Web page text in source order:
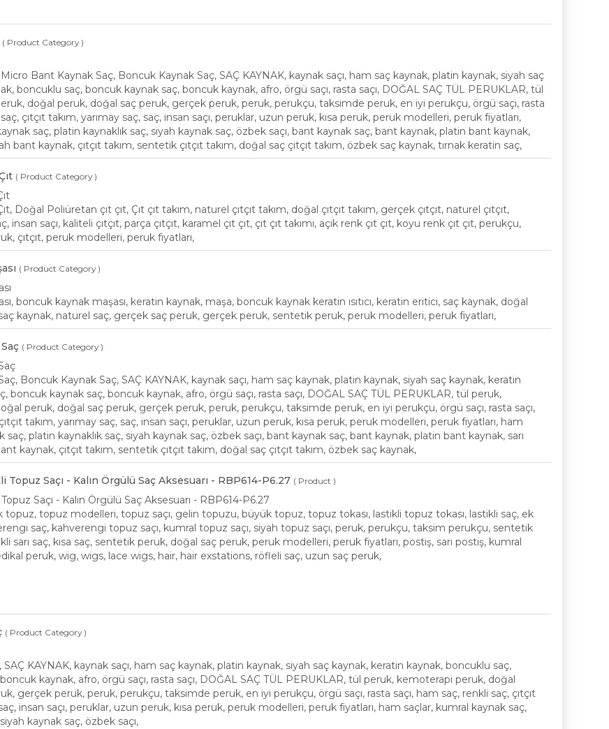
( Product Category )
Bant Kaynak Saç, Boncuk Kaynak Saç, SAÇ KAYNAK, kaynak saçı, ham saç kaynak, platin kaynak, siyah saç
boncuklu saç, boncuk kaynak saç, boncuk kaynak, afro, örgü saçı, rasta saçı, DOĞAL SAÇ TÜL PERUKLAR, tül
doğal peruk, doğal saç peruk, gerçek peruk, peruk, perukçu, taksimde peruk, en iyi perukçu, örgü saçı, rasta
çıtçıt takım, yarımay saç, saç, insan saçı, peruklar, uzun peruk, kısa peruk, peruk modelleri, peruk fiyatları,
saç, platin kaynaklık saç, siyah kaynak saç, özbek saçı, bant kaynak saç, bant kaynak, platin bant kaynak,
bant kaynak, çıtçıt takım, sentetik çıtçıt takım, doğal saç çıtçıt takım, özbek saç kaynak, tırnak keratin saç,
( Product Category )
Doğal Poliüretan çıt çıt, Çıt çıt takım, naturel çıtçıt takım, doğal çıtçıt takım, gerçek çıtçıt, naturel çıtçıt,
insan saçı, kaliteli çıtçıt, parça çıtçıt, karamel çıt çıt, çıt çıt takımı, açık renk çıt çıt, koyu renk çıt çıt, perukçu,
çıtçıt, peruk modelleri, peruk fiyatları,
( Product Category )
boncuk kaynak maşası, keratin kaynak, maşa, boncuk kaynak keratin ısıtıcı, keratin eritici, saç kaynak, doğal
kaynak, naturel saç, gerçek saç peruk, gerçek peruk, sentetik peruk, peruk modelleri, peruk fiyatları,
( Product Category )
Boncuk Kaynak Saç, SAÇ KAYNAK, kaynak saçı, ham saç kaynak, platin kaynak, siyah saç kaynak, keratin
boncuk kaynak saç, boncuk kaynak, afro, örgü saçı, rasta saçı, DOĞAL SAÇ TÜL PERUKLAR, tül peruk,
peruk, doğal saç peruk, gerçek peruk, peruk, perukçu, taksimde peruk, en iyi perukçu, örgü saçı, rasta saçı,
takım, yarımay saç, saç, insan saçı, peruklar, uzun peruk, kısa peruk, peruk modelleri, peruk fiyatları, ham
saç, platin kaynaklık saç, siyah kaynak saç, özbek saçı, bant kaynak saç, bant kaynak, platin bant kaynak, sarı
kaynak, çıtçıt takım, sentetik çıtçıt takım, doğal saç çıtçıt takım, özbek saç kaynak,
Topuz Saçı - Kalın Örgülü Saç Aksesuarı - RBP614-P6.27 ( Product )
Topuz Saçı - Kalın Örgülü Saç Aksesuarı - RBP614-P6.27
topuz, topuz modelleri, topuz saçı, gelin topuzu, büyük topuz, topuz tokası, lastikli topuz tokası, lastikli saç, ek
saç, kahverengi topuz saçı, kumral topuz saçı, siyah topuz saçı, peruk, perukçu, taksim perukçu, sentetik
sarı saç, kısa saç, sentetik peruk, doğal saç peruk, peruk modelleri, peruk fiyatları, postiş, sarı postiş, kumral
peruk, wig, wigs, lace wigs, hair, hair exstations, röfleli saç, uzun saç peruk,
( Product Category )
KAYNAK, kaynak saçı, ham saç kaynak, platin kaynak, siyah saç kaynak, keratin kaynak, boncuklu saç,
kaynak, afro, örgü saçı, rasta saçı, DOĞAL SAÇ TÜL PERUKLAR, tül peruk, kemoterapi peruk, doğal
gerçek peruk, peruk, perukçu, taksimde peruk, en iyi perukçu, örgü saçı, rasta saçı, ham saç, renkli saç, çıtçıt
insan saçı, peruklar, uzun peruk, kısa peruk, peruk modelleri, peruk fiyatları, ham saçlar, kumral kaynak saç,
kaynak saç, özbek saçı,